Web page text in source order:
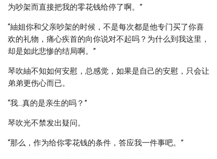
为吵架而直接把我的零花钱给停了啊。”
“紬姐你和父亲吵架的时候，不是每次都是他专门买了你喜
欢的礼物，痛心疾首的向你说对不起吗？为什么到我这里，
却是如此悲惨的结局啊。”
琴吹紬不知如何安慰，总感觉，如果是自己的安慰，只会让
弟弟更伤心而已。
“我...真的是亲生的吗？”
琴吹光不禁发出疑问。
“那么，作为给你零花钱的条件，答应我一件事吧。”